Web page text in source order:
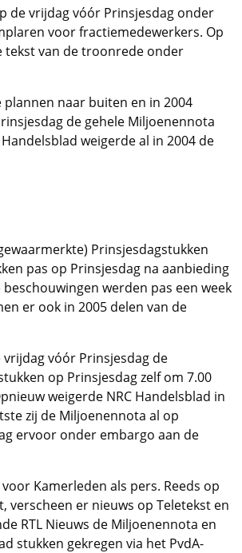
de vrijdag vóór Prinsjesdag onder
voor fractiemedewerkers. Op
tekst van de troonrede onder
naar buiten en in 2004
de gehele Miljoenennota
weigerde al in 2004 de
Prinsjesdagstukken
pas op Prinsjesdag na aanbieding
werden pas een week
er ook in 2005 delen van de
vóór Prinsjesdag de
op Prinsjesdag zelf om 7.00
weigerde NRC Handelsblad in
zij de Miljoenennota al op
ervoor onder embargo aan de
Kamerleden als pers. Reeds op
verscheen er nieuws op Teletekst en
RTL Nieuws de Miljoenennota en
stukken gekregen via het PvdA-